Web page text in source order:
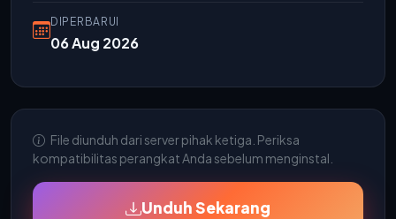
DIPERBARUI
06 Aug 2026
File diunduh dari server pihak ketiga. Periksa
kompatibilitas perangkat Anda sebelum menginstal.
Unduh Sekarang